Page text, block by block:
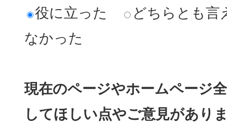
役に立った
どちらとも言
なかった
現在のページやホームページ
してほしい点やご意見があり